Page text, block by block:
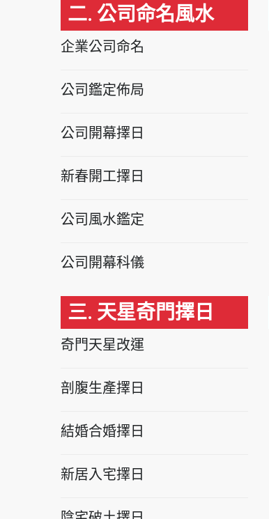
二. 公司命名風水
企業公司命名
公司鑑定佈局
公司開幕擇日
新春開工擇日
公司風水鑑定
公司開幕科儀
三. 天星奇門擇日
奇門天星改運
剖腹生產擇日
結婚合婚擇日
新居入宅擇日